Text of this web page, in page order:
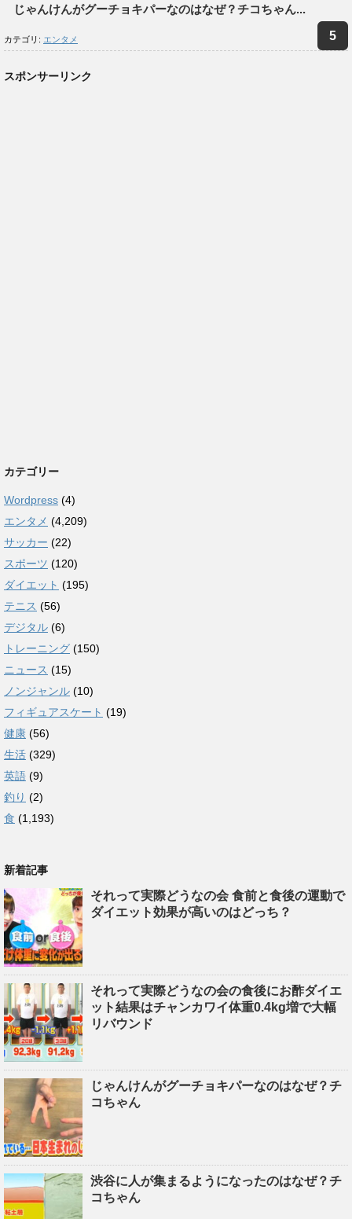
じゃんけんがグーチョキパーなのはなぜ？チコちゃん...
カテゴリ: エンタメ
スポンサーリンク
カテゴリー
Wordpress (4)
エンタメ (4,209)
サッカー (22)
スポーツ (120)
ダイエット (195)
テニス (56)
デジタル (6)
トレーニング (150)
ニュース (15)
ノンジャンル (10)
フィギュアスケート (19)
健康 (56)
生活 (329)
英語 (9)
釣り (2)
食 (1,193)
新着記事
それって実際どうなの会 食前と食後の運動で
ダイエット効果が高いのはどっち？
それって実際どうなの会の食後にお酢ダイエ
ット結果はチャンカワイ体重0.4kg増で大幅
リバウンド
じゃんけんがグーチョキパーなのはなぜ？チ
コちゃん
渋谷に人が集まるようになったのはなぜ？チ
コちゃん